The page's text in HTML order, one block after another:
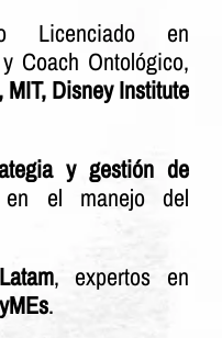
Licenciado en
Coach Ontológico,
MIT, Disney Institute
y gestión de
el manejo del
, expertos en
.